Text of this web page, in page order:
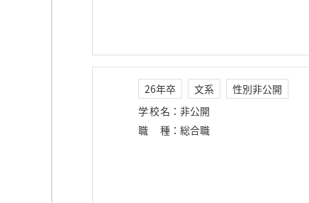
26年卒 文系
性別非公開
学校名 ： 非公開
職種 ： 総合職